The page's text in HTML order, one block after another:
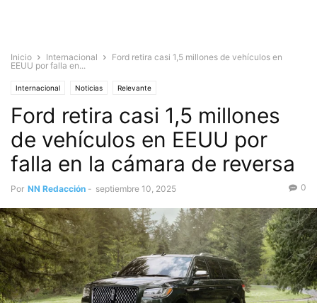
Inicio Internacional
Ford retira casi 1,5 millones de vehículos en
EEUU por falla en...
Internacional Noticias Relevante
Ford retira casi 1,5 millones
de vehículos en EEUU por
falla en la cámara de reversa
Por NN Redacción - septiembre 10, 2025 0